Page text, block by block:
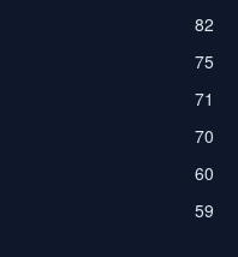
82
75
71
70
60
59